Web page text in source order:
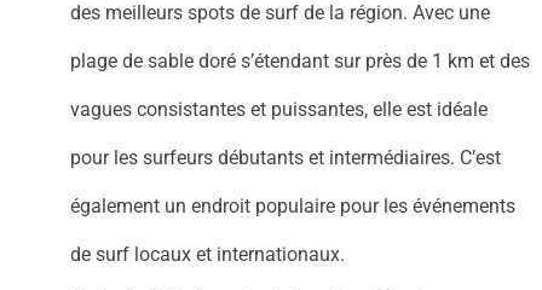
des meilleurs spots de surf de la région. Avec une
plage de sable doré s’étendant sur près de 1 km et des
vagues consistantes et puissantes, elle est idéale
pour les surfeurs débutants et intermédiaires. C’est
également un endroit populaire pour les événements
de surf locaux et internationaux.